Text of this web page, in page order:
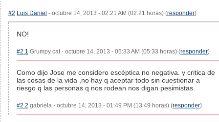
#2 Luis Daniel - octubre 14, 2013 - 02:21 AM (02:21 horas) (responder)
NO!
#2.1 Grumpy cat - octubre 14, 2013 - 05:33 AM (05:33 horas) (responder)
Como dijo Jose me considero escéptica no negativa. y critica de
las cosas de la vida ,no hay q aceptar todo sin cuestionar a
riesgo q las personas q nos rodean nos digan pesimistas.
#2.2 gabriela - octubre 14, 2013 - 01:49 PM (13:49 horas) (responder)